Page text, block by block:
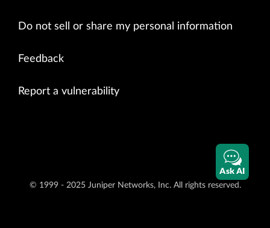
Do not sell or share my personal information
Feedback
Report a vulnerability
© 1999 - 2025 Juniper Networks, Inc. All rights reserved.
Ask AI